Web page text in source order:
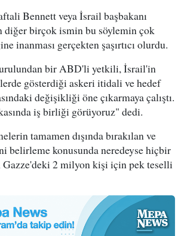
Bennett veya İsrail başbakanı
diğer birçok ismin bu söylemin çok
inanması gerçekten şaşırtıcı olurdu.
bir ABD'li yetkili, İsrail'in
gösterdiği askeri itidali ve hedef
değişikliği öne çıkarmaya çalıştı.
iş birliği görüyoruz" dedi.
tamamen dışında bırakılan ve
belirleme konusunda neredeyse hiçbir
Gazze'deki 2 milyon kişi için pek teselli